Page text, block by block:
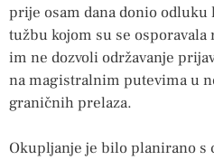
prije osam dana donio
tužbu kojom su se
im ne dozvoli održavanje
na magistralnim putevima u
graničnih prelaza.
Okupljanje je bilo planirano s